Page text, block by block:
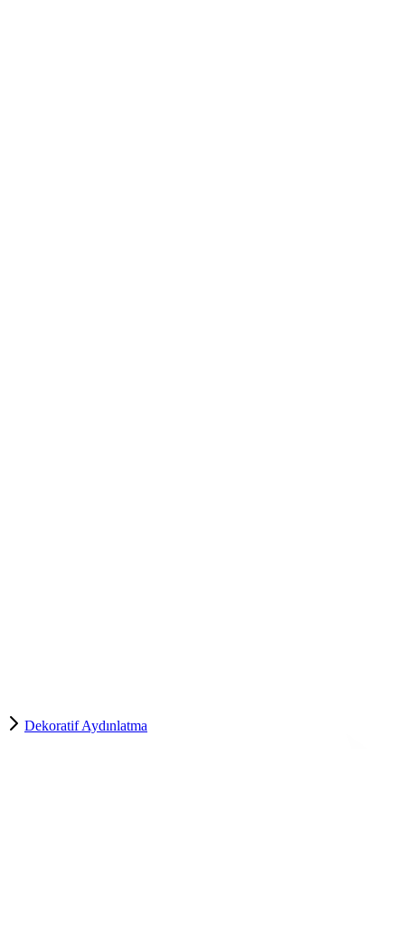
Dekoratif Aydınlatma